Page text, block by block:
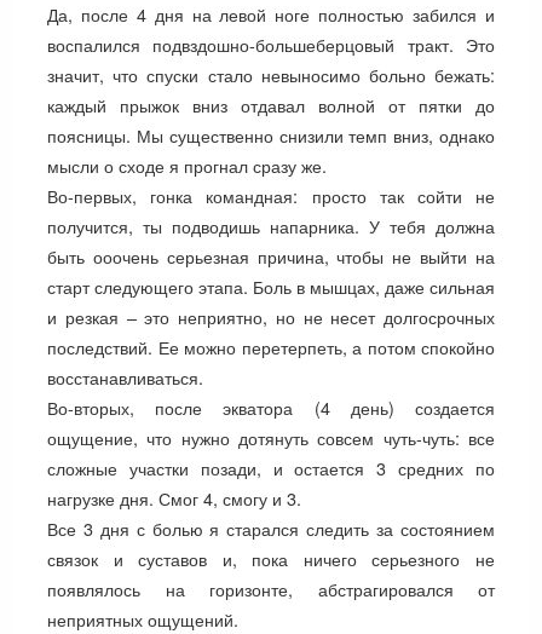
Да, после 4 дня на левой ноге полностью забился и
воспалился подвздошно-большеберцовый тракт. Это
значит, что спуски стало невыносимо больно бежать:
каждый прыжок вниз отдавал волной от пятки до
поясницы. Мы существенно снизили темп вниз, однако
мысли о сходе я прогнал сразу же.
Во-первых, гонка командная: просто так сойти не
получится, ты подводишь напарника. У тебя должна
быть ооочень серьезная причина, чтобы не выйти на
старт следующего этапа. Боль в мышцах, даже сильная
и резкая – это неприятно, но не несет долгосрочных
последствий. Ее можно перетерпеть, а потом спокойно
восстанавливаться.
Во-вторых, после экватора (4 день) создается
ощущение, что нужно дотянуть совсем чуть-чуть: все
сложные участки позади, и остается 3 средних по
нагрузке дня. Смог 4, смогу и 3.
Все 3 дня с болью я старался следить за состоянием
связок и суставов и, пока ничего серьезного не
появлялось на горизонте, абстрагировался от
неприятных ощущений.